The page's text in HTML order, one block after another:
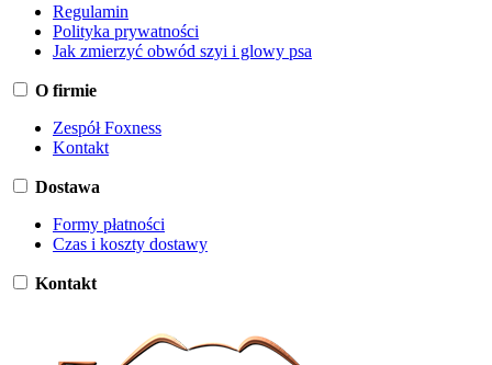
Regulamin
Polityka prywatności
Jak zmierzyć obwód szyi i glowy psa
O firmie
Zespół Foxness
Kontakt
Dostawa
Formy płatności
Czas i koszty dostawy
Kontakt